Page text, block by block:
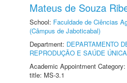
Mateus de Souza
School: Faculdade de Ciências
(Câmpus de Jaboticabal)
Department: DEPARTAMENTO
REPRODUÇÃO E SAÚDE ÚNICA
Academic Appointment
title: MS-3.1